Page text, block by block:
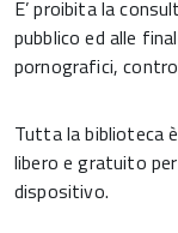
E’ proibita la
pubblico ed alle
pornografici,
Tutta la biblioteca
libero e gratuito
dispositivo.